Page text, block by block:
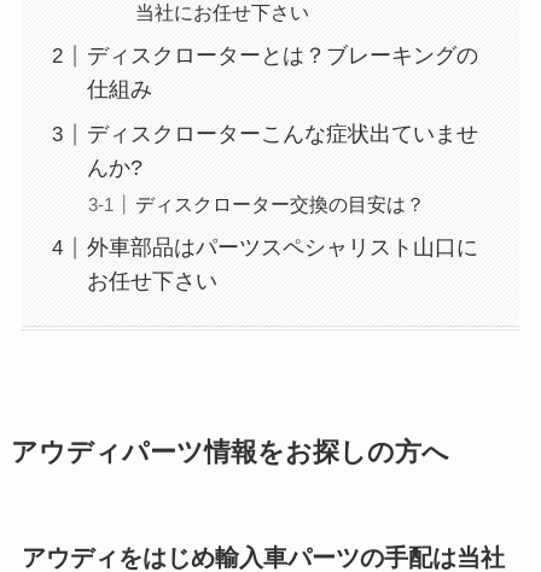
当社にお任せ下さい
ディスクローターとは？ブレーキングの
仕組み
ディスクローターこんな症状出ていませ
んか?
ディスクローター交換の目安は？
外車部品はパーツスペシャリスト山口に
お任せ下さい
アウディパーツ情報をお探しの方へ
アウディをはじめ輸入車パーツの手配は当社